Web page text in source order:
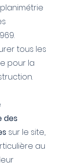
tous les
pour la
des
sur le site,
au